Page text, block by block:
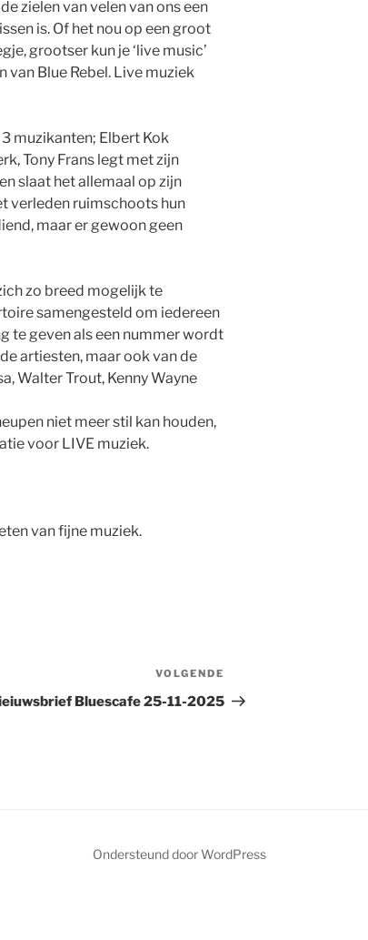
zielen van velen van ons een
is. Of het nou op een groot
grootser kun je ‘live music’
van Blue Rebel. Live muziek
muzikanten; Elbert Kok
Tony Frans legt met zijn
slaat het allemaal op zijn
verleden ruimschoots hun
maar er gewoon geen
zo breed mogelijk te
samengesteld om iedereen
te geven als een nummer wordt
artiesten, maar ook van de
Walter Trout, Kenny Wayne
niet meer stil kan houden,
voor LIVE muziek.
van fijne muziek.
bericht
VOLGENDE
Bluescafe 25-11-2025
Ondersteund door WordPress